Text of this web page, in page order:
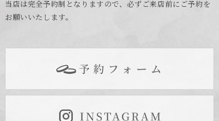
当店は完全予約制となりますので、必ずご来店前にご予約を
お願いいたします。